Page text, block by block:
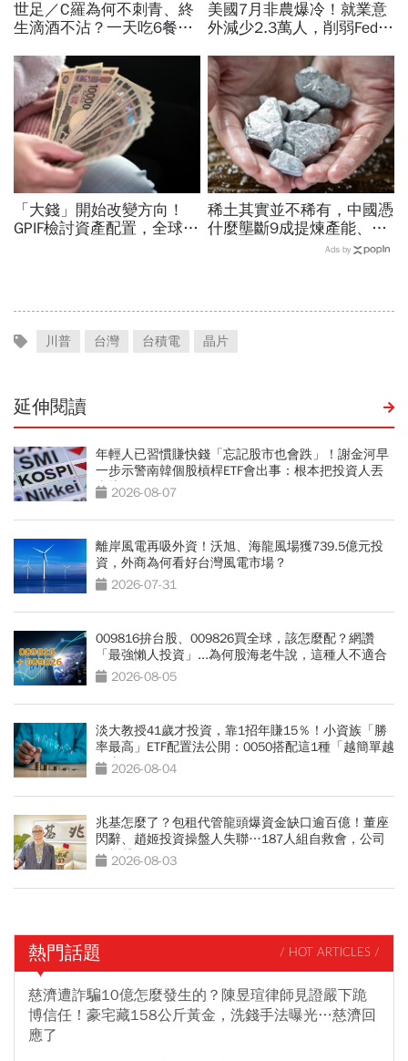
世足／C羅為何不刺青、終
生滴酒不沾？一天吃6餐體
「零妥協」的自律哲學
美國7月非農爆冷！就業意
外減少2.3萬人，削弱Fed升
創7個月來最佳單周
「大錢」開始改變方向！
GPIF檢討資產配置，全球資
稀土其實並不稀有，中國憑
什麼壟斷9成提煉產能、掐
住川普脖子？洪財隆解析：
Ads by
川普 台灣 台積電 晶片
延伸閱讀
年輕人已習慣賺快錢「忘記股市也會跌」！謝金河早
一步示警南韓個股槓桿ETF會出事：根本把投資人丟
火坑2026-08-07
離岸風電再吸外資！沃旭、海龍風場獲739.5億元投
資，外商為何看好台灣風電市場？
2026-07-31
009816拚台股、009826買全球，該怎麼配？網讚
「最強懶人投資」...為何股海老牛說，這種人不適合
買？2026-08-05
淡大教授41歲才投資，靠1招年賺15％！小資族「勝
率最高」ETF配置法公開：0050搭配這1種「越簡單越
好賺」
2026-08-04
兆基怎麼了？包租代管龍頭爆資金缺口逾百億！董座
閃辭、趙姬投資操盤人失聯…187人組自救會，公司
最新聲明
2026-08-03
熱門話題 / HOT ARTICLES /
慈濟遭詐騙10億怎麼發生的？陳昱瑄律師見證嚴下跪
博信任！豪宅藏158公斤黃金，洗錢手法曝光…慈濟回
應了